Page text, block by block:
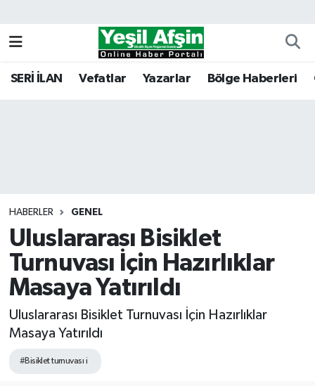
SERİ İLAN Vefatlar Yazarlar Bölge Haberleri
HABERLER GENEL
Uluslararası Bisiklet
Turnuvası İçin Hazırlıklar
Masaya Yatırıldı
Uluslararası Bisiklet Turnuvası İçin Hazırlıklar
Masaya Yatırıldı
#Bisiklet turnuvası i
Kahramanmaraş Nöbetçi Eczaneler
Tüm Manşetler
Son Dakika Haberleri